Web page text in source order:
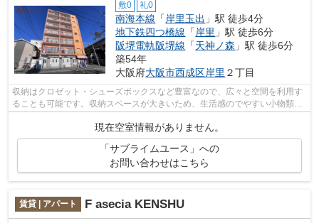
敷0 礼0
南海本線 「岸里玉出 」駅 徒歩4分
地下鉄四つ橋線 「岸里 」駅 徒歩6分
阪堺電軌阪堺線 「天神ノ森 」駅 徒歩6分
築54年
大阪府大阪市西成区岸里 ２丁目
収納はクロゼット・シューズボックスなど豊富なので、広々と空間を利用す
ることも可能です。収納スペースが大きいため、生活感のでやすい小物類も
現在空室情報がありません。
「サブライムユース」への
お問い合わせはこちら
賃貸 | アパート F asecia KENSHU